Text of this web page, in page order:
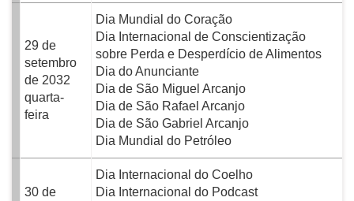
29 de
setembro
de 2032
quarta-
feira
Dia Mundial do Coração
Dia Internacional de Conscientização
sobre Perda e Desperdício de Alimentos
Dia do Anunciante
Dia de São Miguel Arcanjo
Dia de São Rafael Arcanjo
Dia de São Gabriel Arcanjo
Dia Mundial do Petróleo
30 de
Dia Internacional do Coelho
Dia Internacional do Podcast